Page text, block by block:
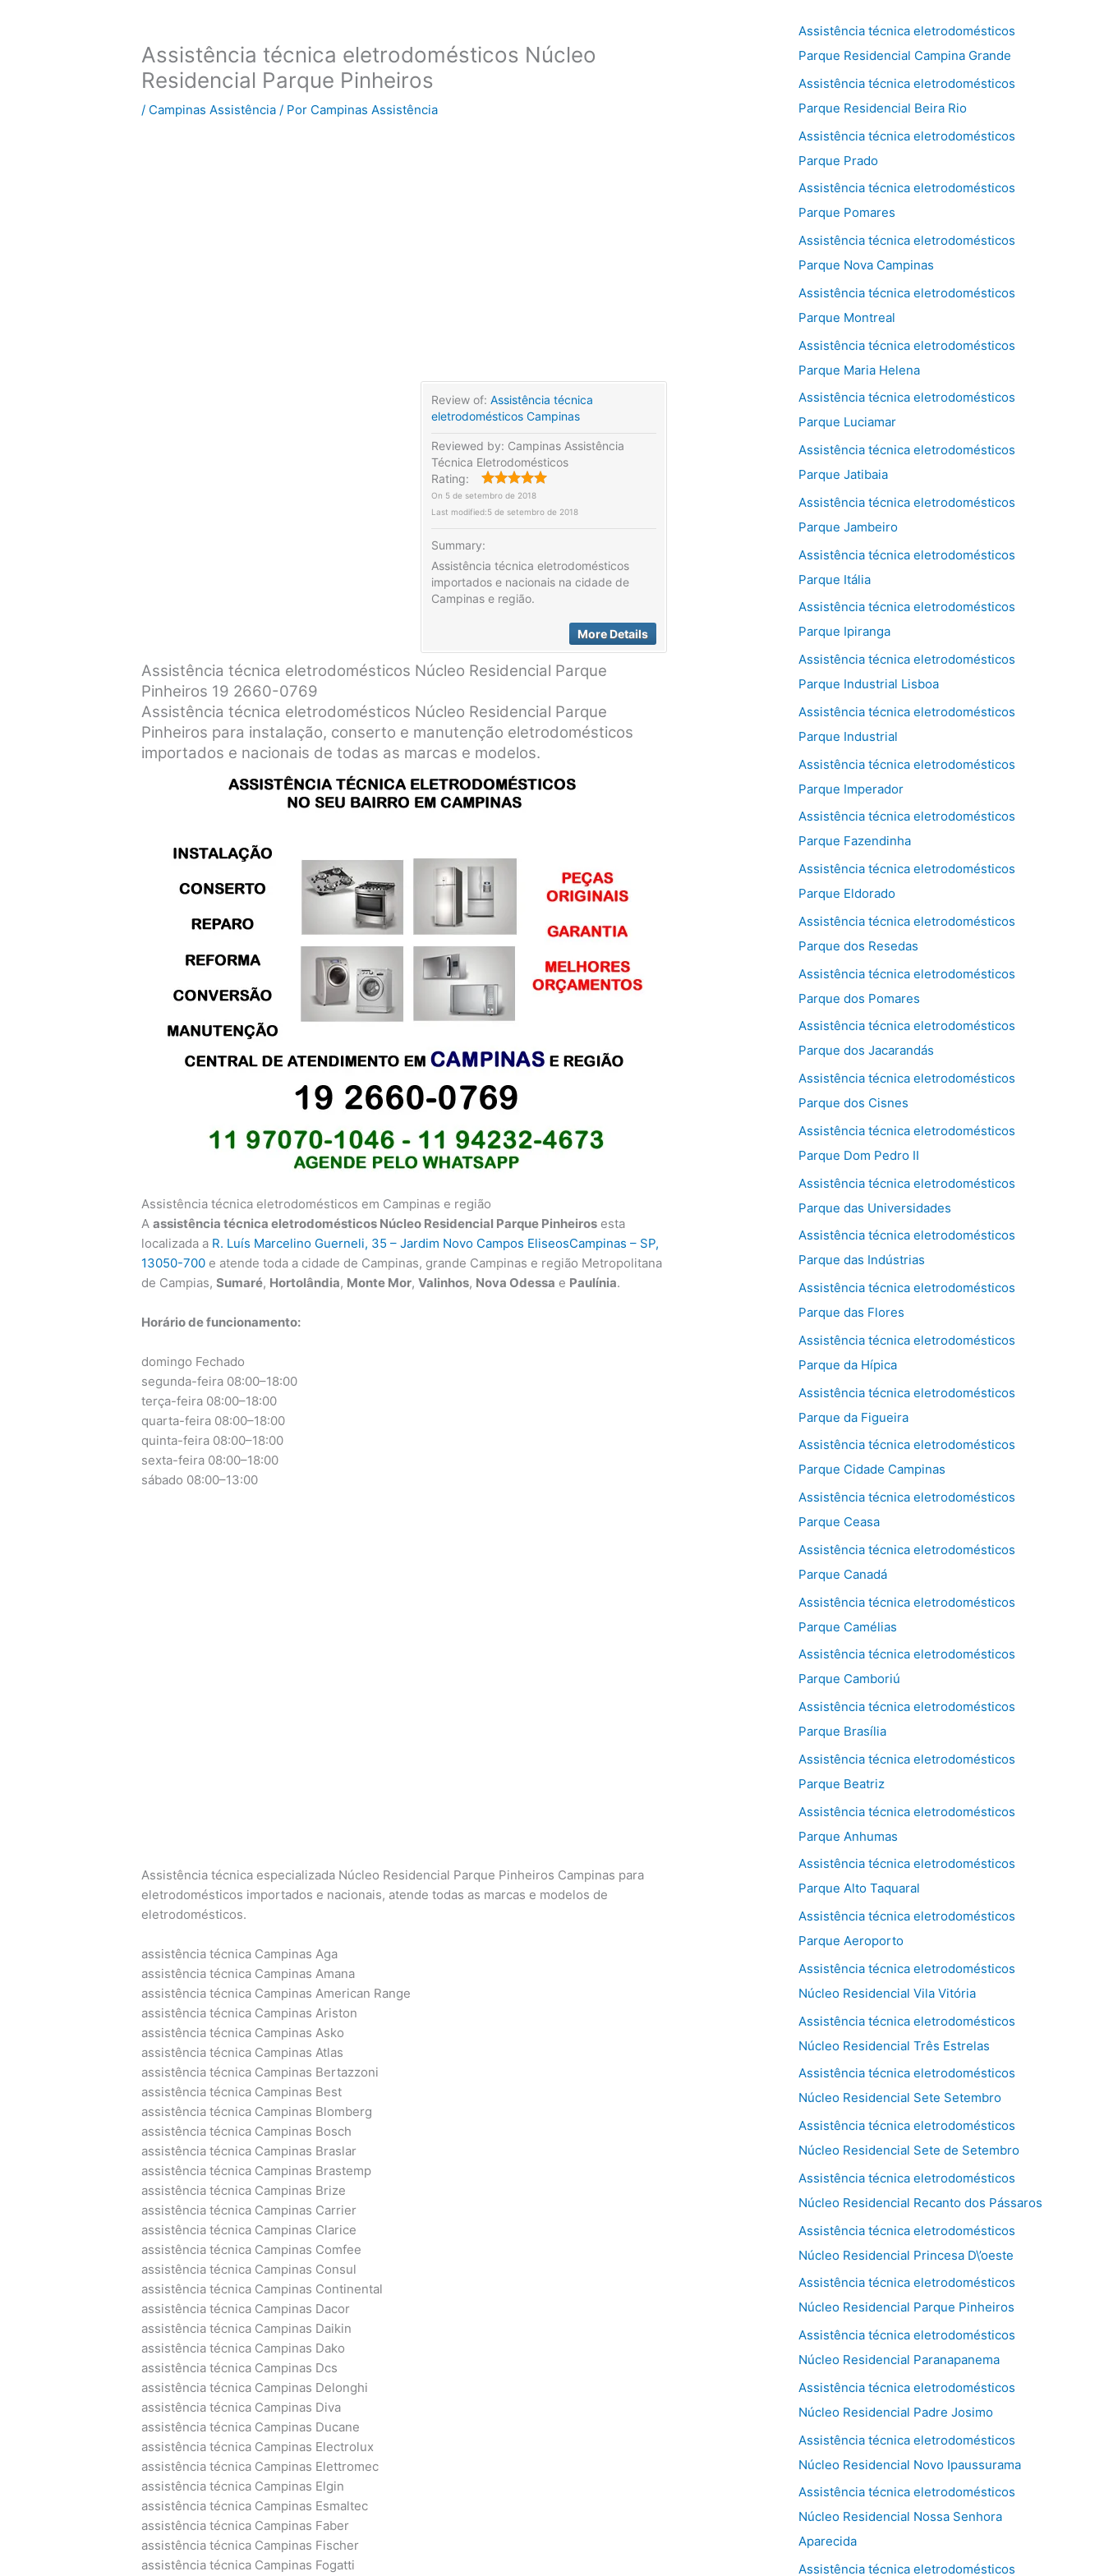
Assistência técnica eletrodomésticos Núcleo
Residencial Parque Pinheiros
/ Campinas Assistência / Por Campinas Assistência
Review of: Assistência técnica
eletrodomésticos Campinas
Reviewed by: Campinas Assistência
Técnica Eletrodomésticos
Rating:
On 5 de setembro de 2018
Last modified:5 de setembro de 2018
Summary:
Assistência técnica eletrodomésticos
importados e nacionais na cidade de
Campinas e região.
More Details
Assistência técnica eletrodomésticos Núcleo Residencial Parque
Pinheiros 19 2660-0769
Assistência técnica eletrodomésticos Núcleo Residencial Parque
Pinheiros para instalação, conserto e manutenção eletrodomésticos
importados e nacionais de todas as marcas e modelos.
Assistência técnica eletrodomésticos em Campinas e região
Aassistência técnica eletrodomésticos Núcleo Residencial Parque Pinheiros esta
localizada a R. Luís Marcelino Guerneli, 35 – Jardim Novo Campos EliseosCampinas – SP,
13050-700 e atende toda a cidade de Campinas, grande Campinas e região Metropolitana
de Campias,Sumaré, Hortolândia, Monte Mor,Valinhos, Nova Odessa e Paulínia.
Horário de funcionamento:
domingo Fechado
segunda-feira 08:00–18:00
terça-feira 08:00–18:00
quarta-feira 08:00–18:00
quinta-feira 08:00–18:00
sexta-feira 08:00–18:00
sábado 08:00–13:00
Assistência técnica especializada Núcleo Residencial Parque Pinheiros Campinas para
eletrodomésticos importados e nacionais, atende todas as marcas e modelos de
eletrodomésticos.
assistência técnica Campinas Aga
assistência técnica Campinas Amana
assistência técnica Campinas American Range
assistência técnica Campinas Ariston
assistência técnica Campinas Asko
assistência técnica Campinas Atlas
assistência técnica Campinas Bertazzoni
assistência técnica Campinas Best
assistência técnica Campinas Blomberg
assistência técnica Campinas Bosch
assistência técnica Campinas Braslar
assistência técnica Campinas Brastemp
assistência técnica Campinas Brize
assistência técnica Campinas Carrier
assistência técnica Campinas Clarice
assistência técnica Campinas Comfee
assistência técnica Campinas Consul
assistência técnica Campinas Continental
assistência técnica Campinas Dacor
assistência técnica Campinas Daikin
assistência técnica Campinas Dako
assistência técnica Campinas Dcs
assistência técnica Campinas Delonghi
assistência técnica Campinas Diva
assistência técnica Campinas Ducane
assistência técnica Campinas Electrolux
assistência técnica Campinas Elettromec
assistência técnica Campinas Elgin
assistência técnica Campinas Esmaltec
assistência técnica Campinas Faber
assistência técnica Campinas Fischer
assistência técnica Campinas Fogatti
Assistência técnica eletrodomésticos
Parque Residencial Campina Grande
Assistência técnica eletrodomésticos
Parque Residencial Beira Rio
Assistência técnica eletrodomésticos
Parque Prado
Assistência técnica eletrodomésticos
Parque Pomares
Assistência técnica eletrodomésticos
Parque Nova Campinas
Assistência técnica eletrodomésticos
Parque Montreal
Assistência técnica eletrodomésticos
Parque Maria Helena
Assistência técnica eletrodomésticos
Parque Luciamar
Assistência técnica eletrodomésticos
Parque Jatibaia
Assistência técnica eletrodomésticos
Parque Jambeiro
Assistência técnica eletrodomésticos
Parque Itália
Assistência técnica eletrodomésticos
Parque Ipiranga
Assistência técnica eletrodomésticos
Parque Industrial Lisboa
Assistência técnica eletrodomésticos
Parque Industrial
Assistência técnica eletrodomésticos
Parque Imperador
Assistência técnica eletrodomésticos
Parque Fazendinha
Assistência técnica eletrodomésticos
Parque Eldorado
Assistência técnica eletrodomésticos
Parque dos Resedas
Assistência técnica eletrodomésticos
Parque dos Pomares
Assistência técnica eletrodomésticos
Parque dos Jacarandás
Assistência técnica eletrodomésticos
Parque dos Cisnes
Assistência técnica eletrodomésticos
Parque Dom Pedro II
Assistência técnica eletrodomésticos
Parque das Universidades
Assistência técnica eletrodomésticos
Parque das Indústrias
Assistência técnica eletrodomésticos
Parque das Flores
Assistência técnica eletrodomésticos
Parque da Hípica
Assistência técnica eletrodomésticos
Parque da Figueira
Assistência técnica eletrodomésticos
Parque Cidade Campinas
Assistência técnica eletrodomésticos
Parque Ceasa
Assistência técnica eletrodomésticos
Parque Canadá
Assistência técnica eletrodomésticos
Parque Camélias
Assistência técnica eletrodomésticos
Parque Camboriú
Assistência técnica eletrodomésticos
Parque Brasília
Assistência técnica eletrodomésticos
Parque Beatriz
Assistência técnica eletrodomésticos
Parque Anhumas
Assistência técnica eletrodomésticos
Parque Alto Taquaral
Assistência técnica eletrodomésticos
Parque Aeroporto
Assistência técnica eletrodomésticos
Núcleo Residencial Vila Vitória
Assistência técnica eletrodomésticos
Núcleo Residencial Três Estrelas
Assistência técnica eletrodomésticos
Núcleo Residencial Sete Setembro
Assistência técnica eletrodomésticos
Núcleo Residencial Sete de Setembro
Assistência técnica eletrodomésticos
Núcleo Residencial Recanto dos Pássaros
Assistência técnica eletrodomésticos
Núcleo Residencial Princesa D\’oeste
Assistência técnica eletrodomésticos
Núcleo Residencial Parque Pinheiros
Assistência técnica eletrodomésticos
Núcleo Residencial Paranapanema
Assistência técnica eletrodomésticos
Núcleo Residencial Padre Josimo
Assistência técnica eletrodomésticos
Núcleo Residencial Novo Ipaussurama
Assistência técnica eletrodomésticos
Núcleo Residencial Nossa Senhora
Aparecida
Assistência técnica eletrodomésticos